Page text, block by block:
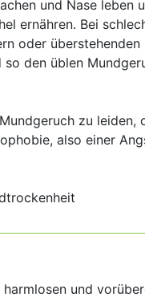
und Nase leben
ernähren. Bei
oder überstehenden
den üblen
zu leiden,
also einer
und